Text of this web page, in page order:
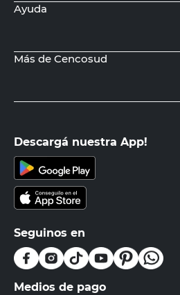
Ayuda
Más de Cencosud
Descargá nuestra App!
Seguinos en
Medios de pago